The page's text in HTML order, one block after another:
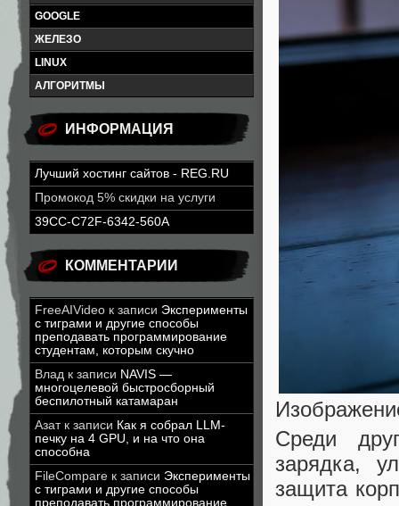
GOOGLE
ЖЕЛЕЗО
LINUX
АЛГОРИТМЫ
ИНФОРМАЦИЯ
Лучший хостинг сайтов - REG.RU
Промокод 5% скидки на услуги
39CC-C72F-6342-560A
КОММЕНТАРИИ
FreeAIVideo к записи Эксперименты
с тиграми и другие способы
преподавать программирование
студентам, которым скучно
Влад к записи NAVIS —
многоцелевой быстросборный
беспилотный катамаран
Азатк записи Как я собрал LLM-
печку на 4 GPU, и на что она
способна
FileCompare к записи Эксперименты
с тиграми и другие способы
преподавать программирование
Среди
зарядка,
защита